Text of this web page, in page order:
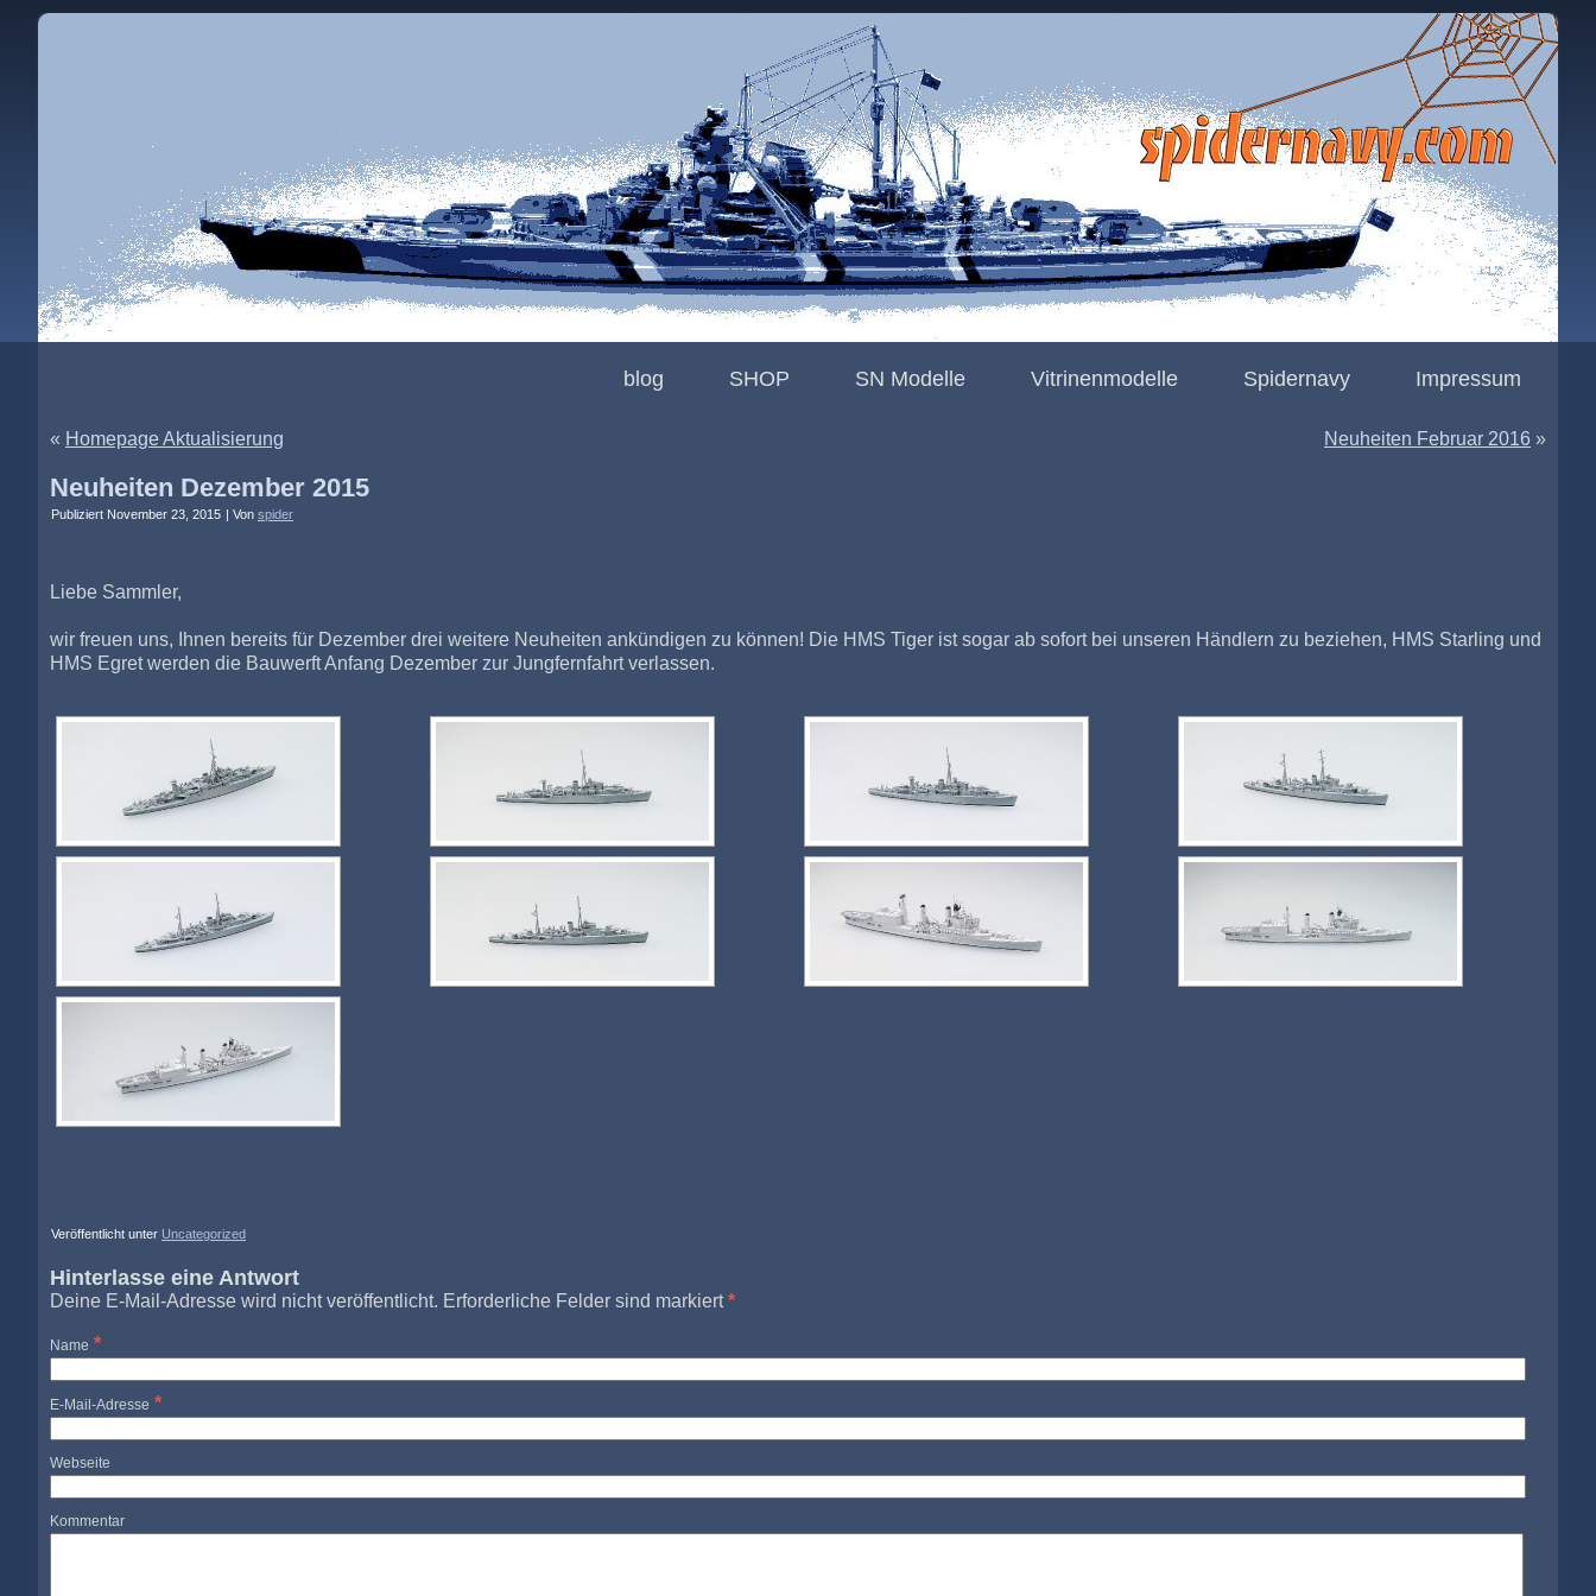
blog SHOP SN Modelle Vitrinenmodelle Spidernavy Impressum
« Homepage Aktualisierung Neuheiten Februar 2016 »
Neuheiten Dezember 2015
Publiziert November 23, 2015 | Von spider
Liebe Sammler,
wir freuen uns, Ihnen bereits für Dezember drei weitere Neuheiten ankündigen zu können! Die HMS Tiger ist sogar ab sofort bei unseren Händlern zu beziehen, HMS Starling und
HMS Egret werden die Bauwerft Anfang Dezember zur Jungfernfahrt verlassen.
Veröffentlicht unter Uncategorized
Hinterlasse eine Antwort
Deine E-Mail-Adresse wird nicht veröffentlicht. Erforderliche Felder sind markiert*
Name *
E-Mail-Adresse *
Webseite
Kommentar